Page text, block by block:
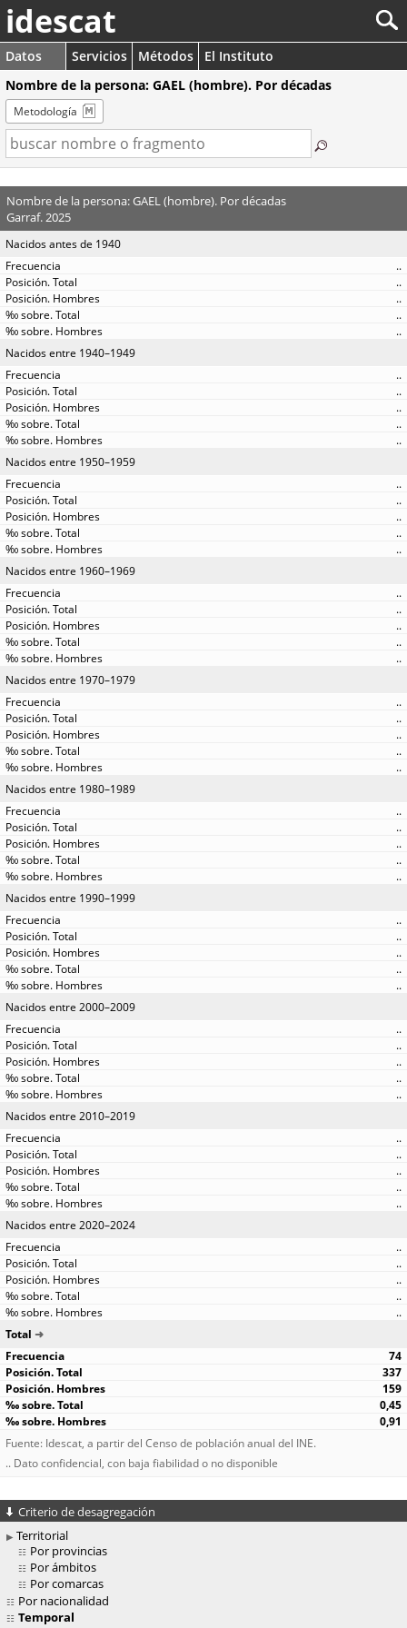
idescat
Datos Servicios Métodos
El Instituto
Nombre de la persona: GAEL (hombre). Por décadas
Metodología
Nombre de la persona: GAEL (hombre). Por décadas
Garraf. 2025
Nacidos antes de 1940
..
..
..
..
..
Nacidos entre 1940–1949
..
..
..
..
..
Nacidos entre 1950–1959
..
..
..
..
..
Nacidos entre 1960–1969
..
..
..
..
..
Nacidos entre 1970–1979
..
..
..
..
..
Nacidos entre 1980–1989
..
..
..
..
..
Nacidos entre 1990–1999
..
..
..
..
..
Nacidos entre 2000–2009
..
..
..
..
..
Nacidos entre 2010–2019
..
..
..
..
..
Nacidos entre 2020–2024
..
..
..
..
..
Total
74
337
159
0,45
0,91
Fuente: Idescat, a partir del Censo de población anual del INE.
.. Dato confidencial, con baja fiabilidad o no disponible
Criterio de desagregación
Territorial
Por provincias
Por ámbitos
Por comarcas
Por nacionalidad
Temporal